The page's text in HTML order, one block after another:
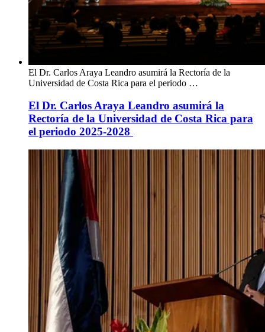
El Dr. Carlos Araya Leandro asumirá la Rectoría de la
Universidad de Costa Rica para el periodo …
El Dr. Carlos Araya Leandro asumirá la
Rectoría de la Universidad de Costa Rica para
el periodo 2025-2028